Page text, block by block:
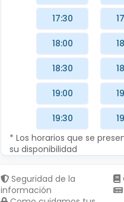
17:30
18:00
18:30
19:00
19:30
* Los horarios que se
su disponibilidad
Seguridad de la
información